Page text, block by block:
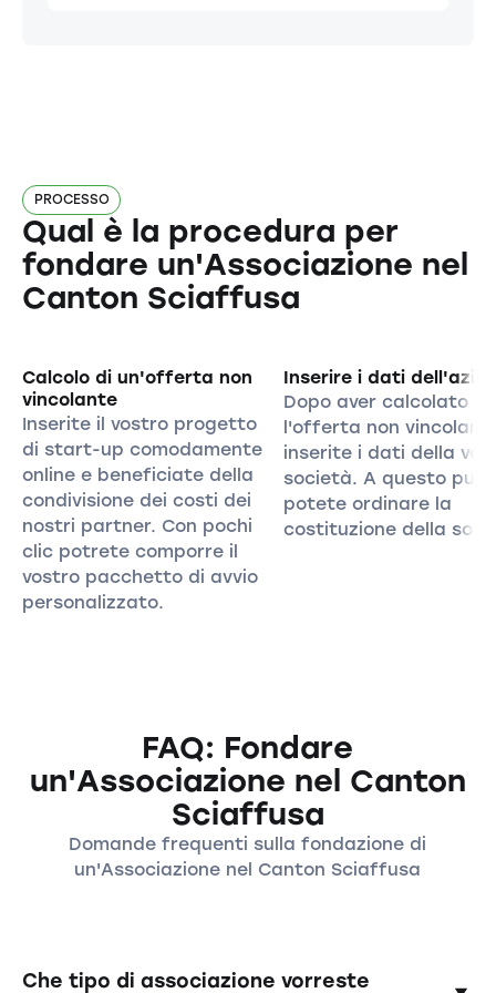
PROCESSO
Qual è la procedura per
fondare un'Associazione nel
Canton Sciaffusa
Calcolo di un'offerta non
vincolante
Inserite il vostro progetto
di start-up comodamente
online e beneficiate della
condivisione dei costi dei
nostri partner. Con pochi
clic potrete comporre il
vostro pacchetto di avvio
personalizzato.
Inserire i dati
Dopo aver calcolato
l'offerta non
inserite i dati della
società. A questo
potete ordinare la
costituzione della
FAQ: Fondare
un'Associazione nel Canton
Sciaffusa
Domande frequenti sulla fondazione di
un'Associazione nel Canton Sciaffusa
Che tipo di associazione vorreste